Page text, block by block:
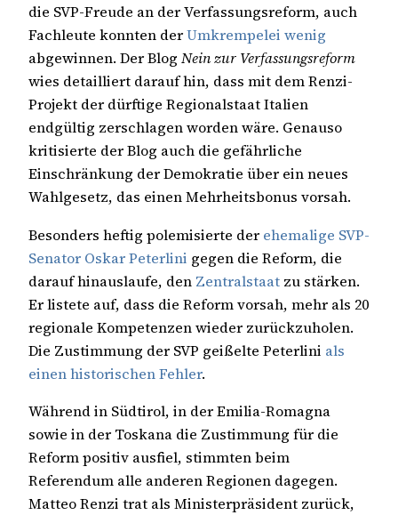
die SVP-Freude an der Verfassungsreform, auch
Fachleute konnten derUmkrempelei wenig
abgewinnen. Der Blog Nein zur Verfassungsreform
wies detailliert darauf hin, dass mit dem Renzi-
Projekt der dürftige Regionalstaat Italien
endgültig zerschlagen worden wäre. Genauso
kritisierte der Blog auch die gefährliche
Einschränkung der Demokratie über ein neues
Wahlgesetz, das einen Mehrheitsbonus vorsah.
Besonders heftig polemisierte der ehemalige SVP-
Senator Oskar Peterlini gegen die Reform, die
darauf hinauslaufe, den Zentralstaat zu stärken.
Er listete auf, dass die Reform vorsah, mehr als 20
regionale Kompetenzen wieder zurückzuholen.
Die Zustimmung der SVP geißelte Peterlini als
einen historischen Fehler.
Während in Südtirol, in der Emilia-Romagna
sowie in der Toskana die Zustimmung für die
Reform positiv ausfiel, stimmten beim
Referendum alle anderen Regionen dagegen.
Matteo Renzi trat als Ministerpräsident zurück,